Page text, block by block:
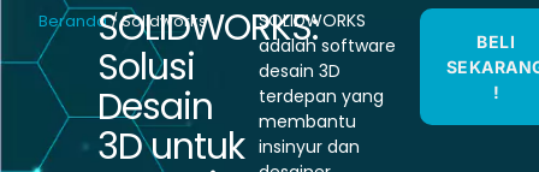
Beranda/ Solidworks
SOLIDWORKS:
Solusi
Desain
3D untuk
SOLIDWORKS
adalah software
desain 3D
terdepan yang
membantu
insinyur dan
BELI
!